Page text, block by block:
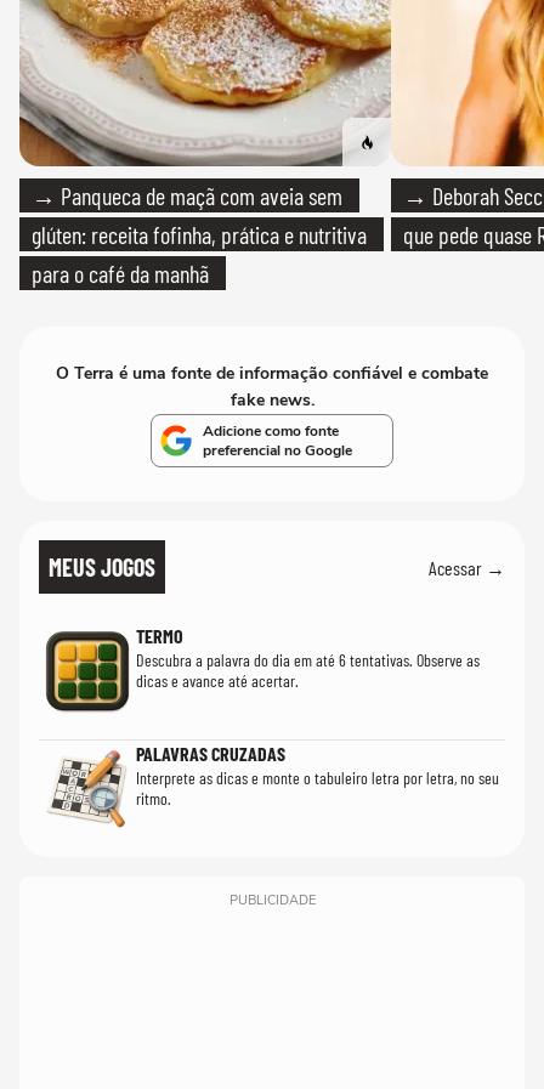
→ Panqueca de maçã com aveia sem
glúten: receita fofinha, prática e nutritiva
para o café da manhã
→ Deborah
que pede quase
O Terra é uma fonte de informação confiável e combate
fake news.
Adicione como fonte
preferencial no Google
MEUS JOGOS Acessar →
TERMO
Descubra a palavra do dia em até 6 tentativas. Observe as
dicas e avance até acertar.
PALAVRAS CRUZADAS
Interprete as dicas e monte o tabuleiro letra por letra, no seu
ritmo.
PUBLICIDADE